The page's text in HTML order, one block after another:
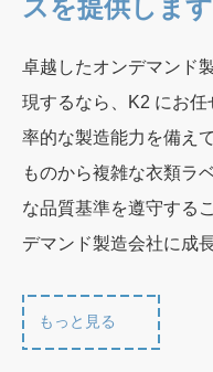
スを提供します
卓越したオンデマンド
現するなら、K2 にお
率的な製造能力を備え
ものから複雑な衣類ラ
な品質基準を遵守する
デマンド製造会社に成
もっと見る